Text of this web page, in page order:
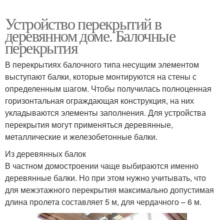
Устройство перекрытий в
деревянном доме. Балочные
перекрытия
В перекрытиях балочного типа несущим элементом
выступают балки, которые монтируются на стены с
определенным шагом. Чтобы получилась полноценная
горизонтальная ограждающая конструкция, на них
укладываются элементы заполнения. Для устройства
перекрытия могут применяться деревянные,
металлические и железобетонные балки.
Из деревянных балок
В частном домостроении чаще выбираются именно
деревянные балки. Но при этом нужно учитывать, что
для межэтажного перекрытия максимально допустимая
длина пролета составляет 5 м, для чердачного – 6 м.